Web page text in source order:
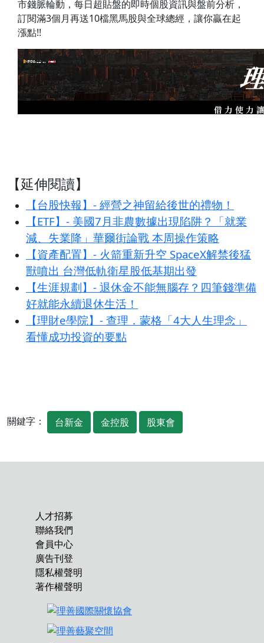
市錢脈輪動，每日超貼盤的即時個股資訊與盤前分析，
訂閱滿3個月再送10檔黑馬股與全球總經，讓你贏在起
漲點!!
【延伸閱讀】
【台股快報】- 經營之神留給後世的禮物！
【ETF】- 美國7月非農數據出現陷阱？「就業
減、失業降」華爾街論戰 本周操作策略
【資產配置】- 火箭重新升空 SpaceX解禁後猛
獸噴出 台灣低軌衛星股低基期出發
【生涯規劃】- 退休金不能無腦存？四筆錢準備
好就能永續退休生活！
【理財e學院】- 查理．蒙格「4大人生理念」
看懂成功投資的要點
關鍵字： 台新金 金控股 股東會
人才招募
聯絡我們
會員中心
廣告刊登
隱私權聲明
著作權聲明